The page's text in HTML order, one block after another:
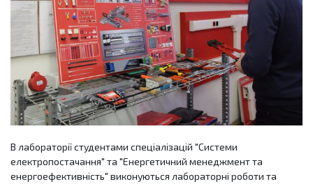
В лабораторії студентами спеціалізацій "Системи
електропостачання" та "Енергетичний менеджмент та
енергоефективність" виконуються лабораторні роботи та